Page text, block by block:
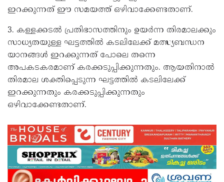
ഇറക്കുന്നത് ഈ സമയത്ത് ഒഴിവാക്കേണ്ടതാണ്.
3. കള്ളക്കടൽ പ്രതിഭാസത്തിനും ഉയർന്ന തിരമാലക്കും
സാധ്യതയുള്ള ഘട്ടത്തിൽ കടലിലേക്ക് മത്സ്യബന്ധന
യാനങ്ങൾ ഇറക്കുന്നത് പോലെ തന്നെ
അപകടകരമാണ് കരക്കടുപ്പിക്കുന്നതും. ആയതിനാൽ
തിരമാല ശക്തിപ്പെടുന്ന ഘട്ടത്തിൽ കടലിലേക്ക്
ഇറക്കുന്നതും കരക്കടുപ്പിക്കുന്നതും
ഒഴിവാക്കേണ്ടതാണ്.